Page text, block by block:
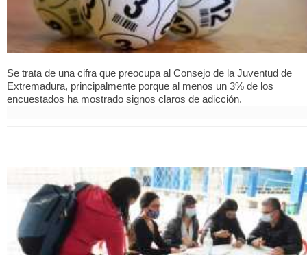
Se trata de una cifra que preocupa al Consejo de la Juventud de
Extremadura, principalmente porque al menos un 3% de los
encuestados ha mostrado signos claros de adicción.